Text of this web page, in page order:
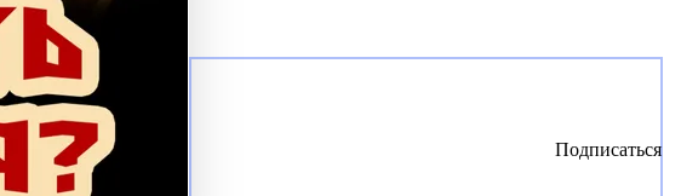
Подписаться